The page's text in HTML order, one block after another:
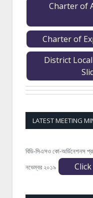
Charter of
Charter of
District
LATEST MEETING
বিডি-সিএসও কো-অর্ডিনেশনস
নভেম্বর ২০১৯